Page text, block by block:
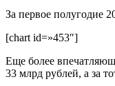
За первое полугодие
[chart id=»453″]
Еще более
33 млрд рублей, а за